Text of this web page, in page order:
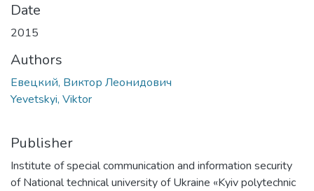
Date
2015
Authors
Евецкий, Виктор Леонидович
Yevetskyi, Viktor
Publisher
Institute of special communication and information security
of National technical university of Ukraine «Kyiv polytechnic